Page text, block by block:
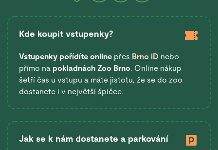
Kde koupit vstupenky?
Vstupenky pořídíte online přes Brno iD nebo
přímo na pokladnách Zoo Brno. Online nákup
šetří čas u vstupu a máte jistotu, že se do zoo
dostanete i v největší špičce.
Jak se k nám dostanete a parkování